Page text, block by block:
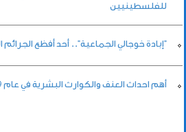
للفلسطينيين
"إبادة خوجالي الجماعية".. أحد أفظع
أهم احداث العنف والكوارث البشرية في عام 2019